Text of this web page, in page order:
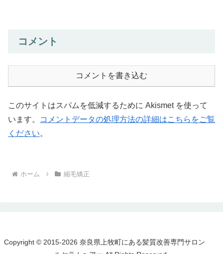
コメント
コメントを書き込む
このサイトはスパムを低減するために Akismet を使って
います。
コメントデータの処理方法の詳細はこちらをご覧
ください。
ホーム 縮毛矯正
Copyright © 2015-2026 奈良県上牧町にある髪質改善専門サロン